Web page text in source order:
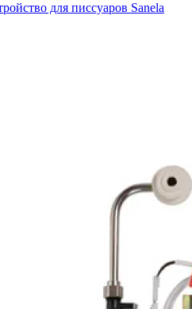
для писсуаров Sanela